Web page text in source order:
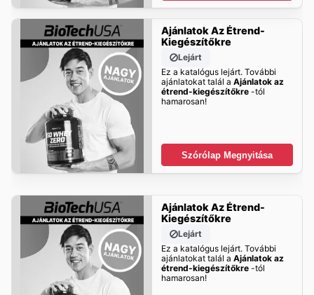
Ajánlatok Az Étrend-
Kiegészítőkre
Lejárt
Ez a katalógus lejárt. További
ajánlatokat talál a Ajánlatok az
étrend-kiegészítőkre-tól
hamarosan!
Szórólap Megnyitása
Ajánlatok Az Étrend-
Kiegészítőkre
Lejárt
Ez a katalógus lejárt. További
ajánlatokat talál a Ajánlatok az
étrend-kiegészítőkre-tól
hamarosan!